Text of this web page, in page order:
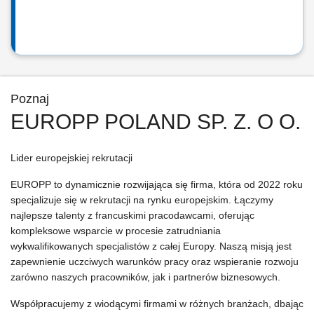
Poznaj
EUROPP POLAND SP. Z. O O.
Lider europejskiej rekrutacji
EUROPP to dynamicznie rozwijająca się firma, która od 2022 roku
specjalizuje się w rekrutacji na rynku europejskim. Łączymy
najlepsze talenty z francuskimi pracodawcami, oferując
kompleksowe wsparcie w procesie zatrudniania
wykwalifikowanych specjalistów z całej Europy. Naszą misją jest
zapewnienie uczciwych warunków pracy oraz wspieranie rozwoju
zarówno naszych pracowników, jak i partnerów biznesowych.
Współpracujemy z wiodącymi firmami w różnych branżach, dbając